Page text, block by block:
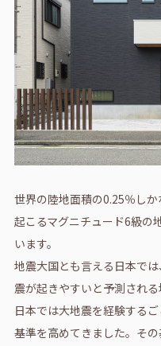
世界の陸地面積の0.25％し
起こるマグニチュード6級の
います。
地震大国とも言える日本で
震が起きやすいと予測される
日本では大地震を経験する
基準を高めてきました。その